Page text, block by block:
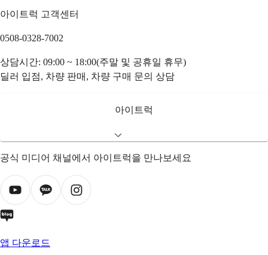
아이트럭 고객센터
0508-0328-7002
상담시간: 09:00 ~ 18:00(주말 및 공휴일 휴무)
딜러 입점, 차량 판매, 차량 구매 문의 상담
아이트럭
공식 미디어 채널에서 아이트럭을 만나보세요
앱 다운로드